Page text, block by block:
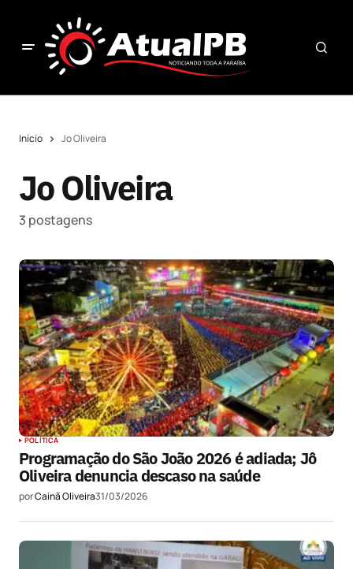
Início Jo Oliveira
Jo Oliveira
3 postagens
POLÍTICA
Programação do São João 2026 é adiada; Jô
Oliveira denuncia descaso na saúde
porCainã Oliveira31/03/2026